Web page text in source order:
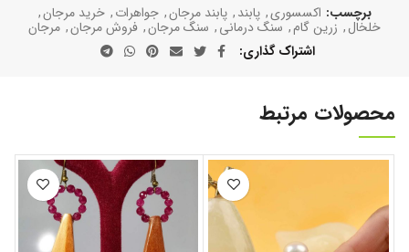
برچسب: اکسسوری, پابند, پابند مرجان, جواهرات, خرید مرجان,
خلخال, زرین گام, سنگ درمانی, سنگ مرجان, فروش مرجان, مرجان
اشتراک گذاری
محصولات مرتبط